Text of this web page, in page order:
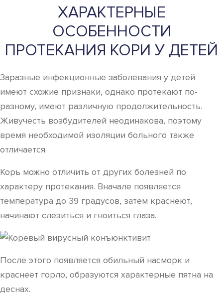
ХАРАКТЕРНЫЕ
ОСОБЕННОСТИ
ПРОТЕКАНИЯ КОРИ У ДЕТЕЙ
Заразные инфекционные заболевания у детей
имеют схожие признаки, однако протекают по-
разному, имеют различную продолжительность.
Живучесть возбудителей неодинакова, поэтому
время необходимой изоляции больного также
отличается.
Корь можно отличить от других болезней по
характеру протекания. Вначале появляется
температура до 39 градусов, затем краснеют,
начинают слезиться и гноиться глаза.
После этого появляется обильный насморк и
краснеет горло, образуются характерные пятна на
деснах.